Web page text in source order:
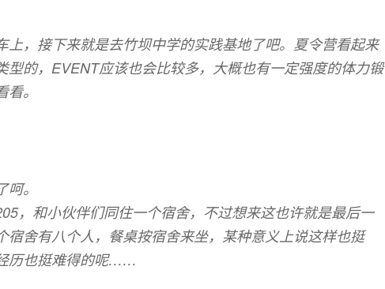
上，接下来就是去竹坝中学的实践基地了吧。夏令营看起来
型的，EVENT应该也会比较多，大概也有一定强度的体力锻
。
。
，和小伙伴们同住一个宿舍，不过想来这也许就是最后一
宿舍有八个人，餐桌按宿舍来坐，某种意义上说这样也挺
历也挺难得的呢……